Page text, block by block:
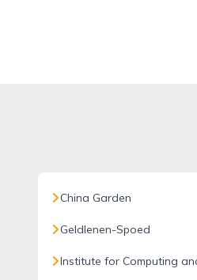
China Garden
Geldlenen-Spoed
Institute for Computing